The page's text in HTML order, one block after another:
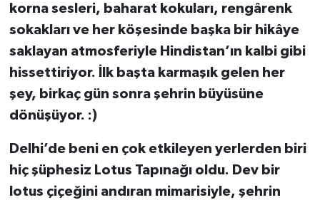
korna sesleri, baharat kokuları, rengârenk
sokakları ve her köşesinde başka bir hikâye
saklayan atmosferiyle Hindistan’ın kalbi gibi
hissettiriyor. İlk başta karmaşık gelen her
şey, birkaç gün sonra şehrin büyüsüne
dönüşüyor. :)
Delhi’de beni en çok etkileyen yerlerden biri
hiç şüphesiz Lotus Tapınağı oldu. Dev bir
lotus çiçeğini andıran mimarisiyle, şehrin